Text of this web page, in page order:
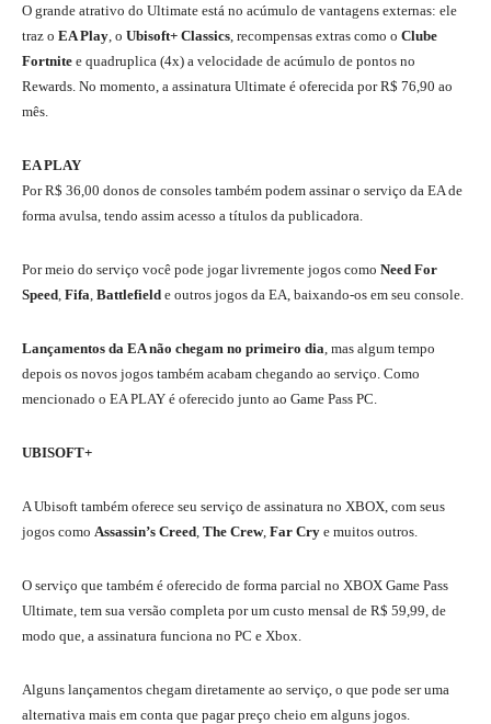
O grande atrativo do Ultimate está no acúmulo de vantagens externas: ele
traz o EA Play , o Ubisoft+ Classics , recompensas extras como o Clube
Fortnite e quadruplica (4x) a velocidade de acúmulo de pontos no
Rewards. No momento, a assinatura Ultimate é oferecida por R$ 76,90 ao
mês.
EA PLAY
Por R$ 36,00 donos de consoles também podem assinar o serviço da EA de
forma avulsa, tendo assim acesso a títulos da publicadora.
Por meio do serviço você pode jogar livremente jogos como Need For
Speed Fifa Battlefield e outros jogos da EA, baixando-os em seu console.
Lançamentos da EA não chegam no primeiro dia , mas algum tempo
depois os novos jogos também acabam chegando ao serviço. Como
mencionado o EA PLAY é oferecido junto ao Game Pass PC.
UBISOFT+
A Ubisoft também oferece seu serviço de assinatura no XBOX, com seus
jogos como Assassin’s Creed The Crew, Far Cry e muitos outros.
O serviço que também é oferecido de forma parcial no XBOX Game Pass
Ultimate, tem sua versão completa por um custo mensal de R$ 59,99, de
modo que, a assinatura funciona no PC e Xbox.
Alguns lançamentos chegam diretamente ao serviço, o que pode ser uma
alternativa mais em conta que pagar preço cheio em alguns jogos.